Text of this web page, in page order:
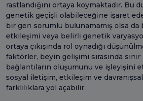
rastlandığını ortaya koymaktadır. Bu
genetik geçişli olabileceğine işaret
bir gen sorumlu bulunamamış olsa
etkileşimi veya belirli genetik
ortaya çıkışında rol oynadığı
faktörler, beyin gelişimi sırasında sinir
bağlantıların oluşumunu ve işleyişini
sosyal iletişim, etkileşim ve
farklılıklara yol açabilir.